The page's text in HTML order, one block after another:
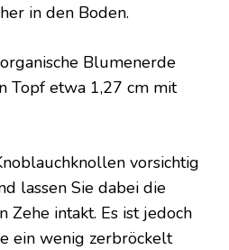
in den Boden.
Blumenerde
Topf etwa 1,27 cm mit
vorsichtig
lassen Sie dabei die
Zehe intakt. Es ist jedoch
ein wenig zerbröckelt